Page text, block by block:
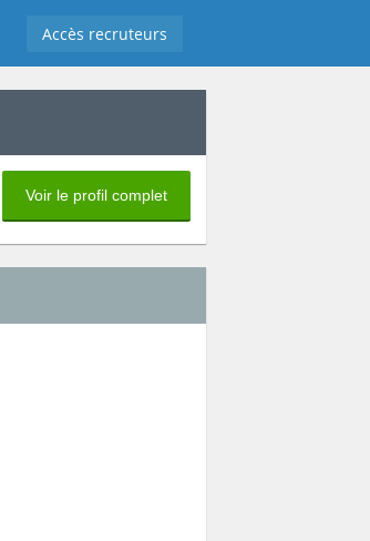
Accès recruteurs
Voir le profil complet